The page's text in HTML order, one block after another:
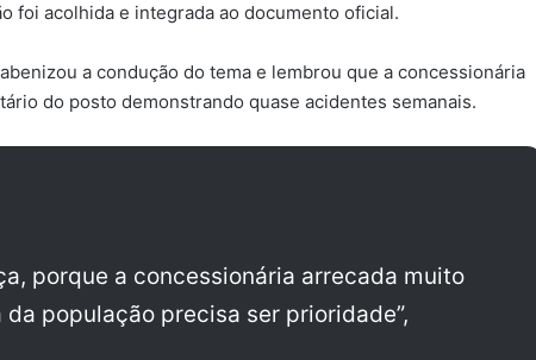
foi acolhida e integrada ao documento oficial.
a condução do tema e lembrou que a concessionária
do posto demonstrando quase acidentes semanais.
porque a concessionária arrecada muito
população precisa ser prioridade”,